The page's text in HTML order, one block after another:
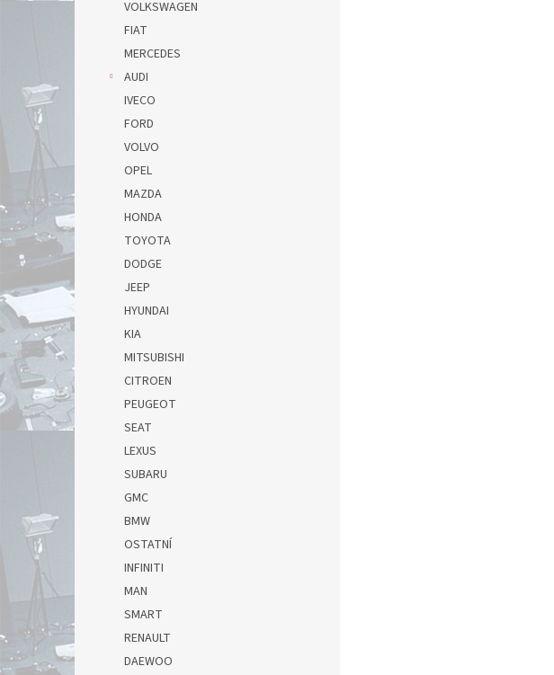
VOLKSWAGEN
FIAT
MERCEDES
AUDI
IVECO
FORD
VOLVO
OPEL
MAZDA
HONDA
TOYOTA
DODGE
JEEP
HYUNDAI
KIA
MITSUBISHI
CITROEN
PEUGEOT
SEAT
LEXUS
SUBARU
GMC
BMW
OSTATNÍ
INFINITI
MAN
SMART
RENAULT
DAEWOO